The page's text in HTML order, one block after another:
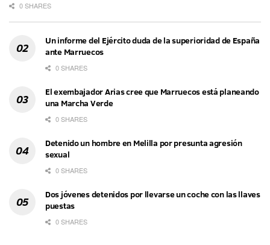
0 SHARES
Un informe del Ejército duda de la superioridad de España
ante Marruecos
0 SHARES
El exembajador Arias cree que Marruecos está planeando
una Marcha Verde
0 SHARES
Detenido un hombre en Melilla por presunta agresión
sexual
0 SHARES
Dos jóvenes detenidos por llevarse un coche con las llaves
puestas
0 SHARES